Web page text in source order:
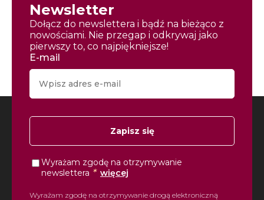
Newsletter
Dołącz do newslettera i bądź na bieżąco z
nowościami. Nie przegap i odkrywaj jako
pierwszy to, co najpiękniejsze!
E-mail
Zapisz się
Wyrażam zgodę na otrzymywanie
newslettera * więcej
Wyrażam zgodę na otrzymywanie drogą elektroniczną